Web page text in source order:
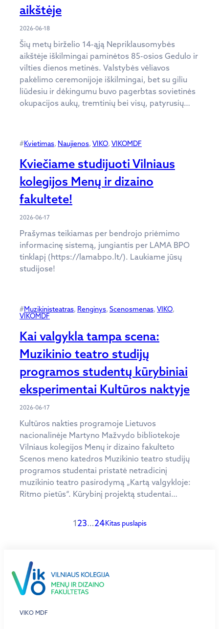
aikštėje
2026-06-18
Šių metų birželio 14-ąją Nepriklausomybės
aikštėje iškilmingai paminėtos 85-osios Gedulo ir
vilties dienos metinės. Valstybės vėliavos
pakėlimo ceremonijoje iškilmingai, bet su giliu
liūdesiu ir dėkingumu buvo pagerbtas sovietinės
okupacijos aukų, tremtinių bei visų, patyrusių…
#Kvietimas, Naujienos, VIKO, VIKOMDF
Kviečiame studijuoti Vilniaus
kolegijos Menų ir dizaino
fakultete!
2026-06-17
Prašymas teikiamas per bendrojo priėmimo
informacinę sistemą, jungiantis per LAMA BPO
tinklapį (https://lamabpo.lt/). Laukiame jūsų
studijose!
#Muzikinisteatras, Renginys, Scenosmenas, VIKO
VIKOMDF
Kai valgykla tampa scena:
Muzikinio teatro studijų
programos studentų kūrybiniai
eksperimentai Kultūros naktyje
2026-06-17
Kultūros nakties programoje Lietuvos
nacionalinėje Martyno Mažvydo bibliotekoje
Vilniaus kolegijos Menų ir dizaino fakulteto
Scenos meno katedros Muzikinio teatro studijų
programos studentai pristatė netradicinį
muzikinio teatro pasirodymą „Kartą valgykloje:
Ritmo pietūs“. Kūrybinį projektą studentai…
123…24Kitas puslapis
VIKO MDF